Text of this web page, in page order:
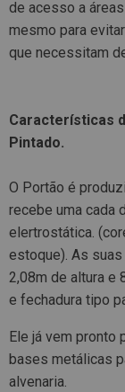
de acesso a
mesmo para
que necessitam
Características
Pintado.
O Portão é
recebe uma cada
elertrostática.
estoque). As
2,08m de altura e
e fechadura tipo
Ele já vem pronto
bases metálicas
alvenaria.